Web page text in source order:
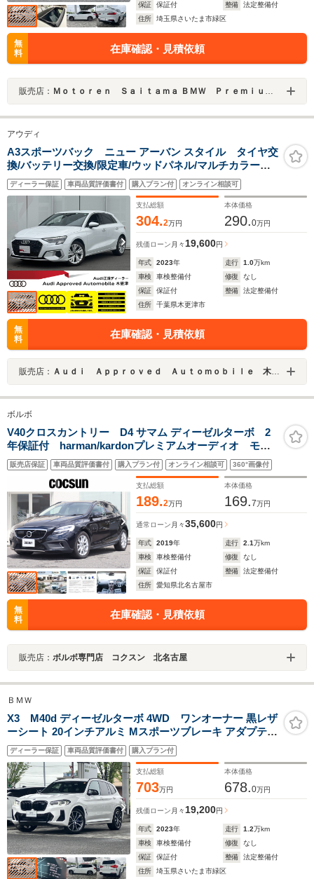
保証
保証付 整備
法定整備付
住所
埼玉県さいたま市緑区
無
料
在庫確認・見積依頼
販売店： Ｍｏｔｏｒｅｎ Ｓａｉｔａｍａ ＢＭＷ Ｐｒｅｍｉｕｍ Ｓｅｌｅｃｔｉｏｎ 浦和美園
アウディ
A3スポーツバック ニュー アーバン スタイル タイヤ交
換/バッテリー交換/限定車/ウッドパネル/マルチカラーア
ンビエントライト/全周囲カメラ/サイドアシスト/LEDヘッ
ドライト/シートヒーター/パドルシフト/アダプティブクル
ーズコントロール/レーンキープ
ディーラー保証 車両品質評価書付 購入プラン付 オンライン相談可
支払総額
304.2万円
本体価格
290.0万円
残価ローン 月々 19,600円
年式 2023年 走行 1.0万km
車検
車検整備付 修復
なし
保証
保証付 整備
法定整備付
住所
千葉県木更津市
無
料
在庫確認・見積依頼
販売店： Ａｕｄｉ Ａｐｐｒｏｖｅｄ Ａｕｔｏｍｏｂｉｌｅ 木更津
ボルボ
V40クロスカントリー D4 サマム ディーゼルターボ 2
年保証付 harman/kardonプレミアムオーディオ モダ
ンウッドパネル オフブラック本革シート パワーシー
ト シートヒーター ドライブレコーダー アダプティ
ブクルーズコントロール 禁煙車
販売店保証 車両品質評価書付 購入プラン付 オンライン相談可 360°画像付
支払総額
189.2万円
本体価格
169.7万円
通常ローン 月々35,600円
年式 2019年 走行 2.1万km
車検
車検整備付 修復
なし
保証
保証付 整備
法定整備付
住所
愛知県北名古屋市
無
料
在庫確認・見積依頼
販売店： ボルボ専門店 コクスン 北名古屋
ＢＭＷ
X3 M40d ディーゼルターボ 4WD ワンオーナー 黒レザ
ーシート 20インチアルミ Mスポーツブレーキ アダプティ
ブMサスペンション 地デジ付タッチパネル式HDDナビ
ACC ウッドパネル
ディーラー保証 車両品質評価書付 購入プラン付
支払総額
703万円
本体価格
678.0万円
残価ローン 月々 19,200円
年式 2023年 走行 1.2万km
車検
車検整備付 修復
なし
保証
保証付 整備
法定整備付
住所
埼玉県さいたま市緑区